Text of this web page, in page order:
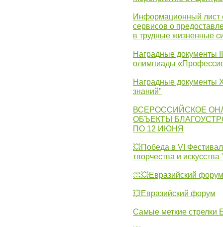
Информационный лист
сервисов о
в трудные жизненные
Наградные документы
олимпиады
Наградные документы
знаний"
ВСЕРОССИЙСКОЕ
ОБЪЕКТЫ
ПО 12 ИЮНЯ
💥Победа в VI
творчества и
👏💥Евразийский форум
💥Евразийский форум
Самые меткие стрелки